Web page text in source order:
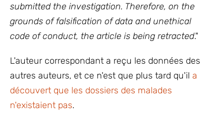
submitted the investigation. Therefore, on the
grounds of falsification of data and unethical
code of conduct, the article is being retracted."
L'auteur correspondant a reçu les données des
autres auteurs, et ce n'est que plus tard qu'il a
découvert que les dossiers des malades
n'existaient pas.